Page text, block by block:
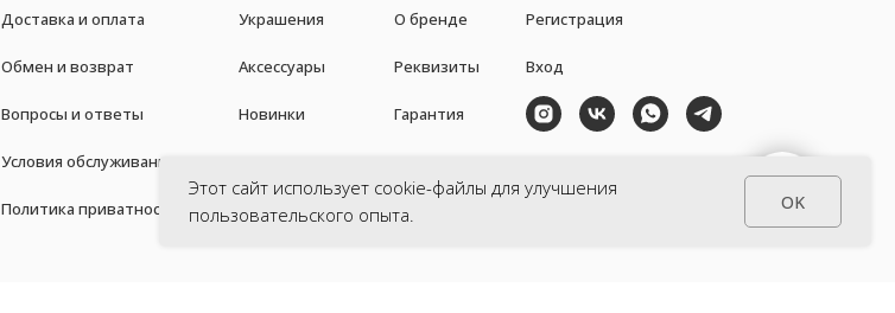
Доставка и оплата
Обмен и возврат
Вопросы и ответы
Украшения
Аксессуары
Новинки
Условия обслуживания
Политика приватности
О бренде
Вход
Реквизиты
Гарантия
Регистрация
Этот сайт использует cookie-файлы для улучшения
пользовательского опыта.
OK
СВЯЗАТЬСЯ С НАМИ